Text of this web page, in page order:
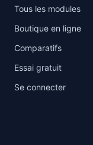
Tous les modules
Boutique en ligne
Comparatifs
Essai gratuit
Se connecter